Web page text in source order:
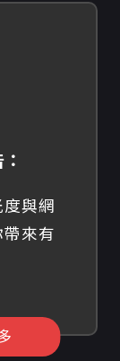
與網
來有